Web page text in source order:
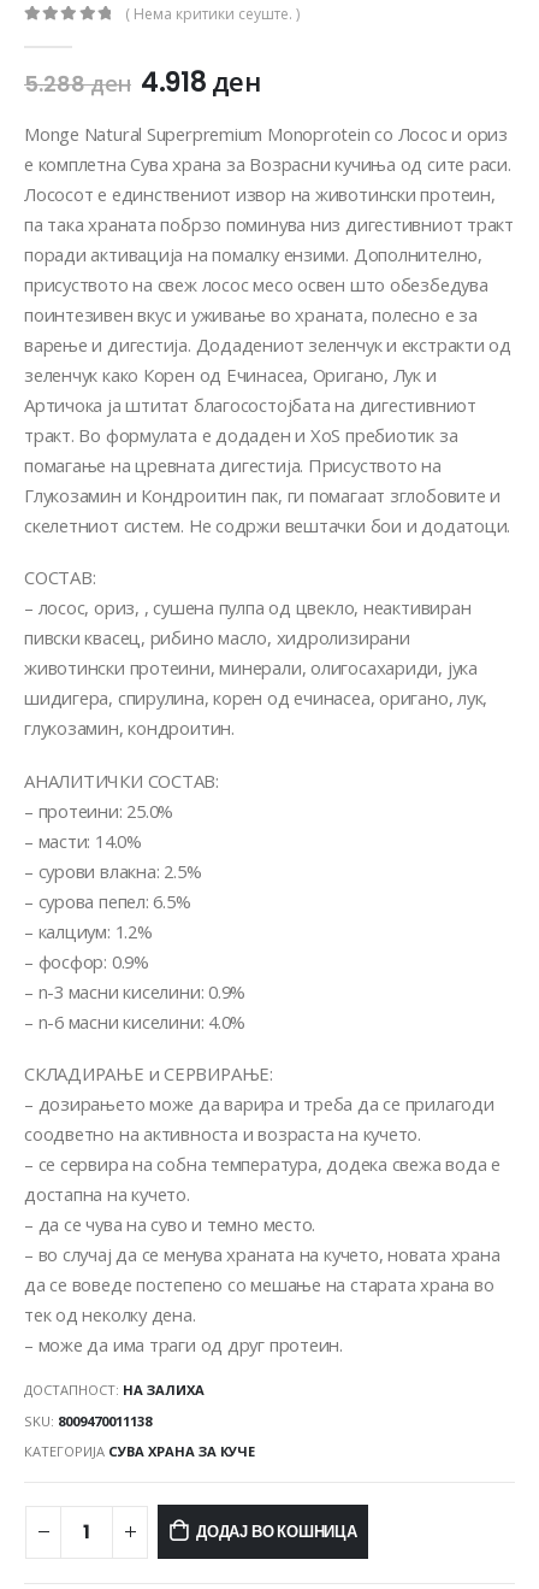
( Нема критики сеуште. )
5.288ден 4.918ден
Monge Natural Superpremium Monoprotein со Лосос и ориз
е комплетна Сува храна за Возрасни кучиња од сите раси.
Лососот е единствениот извор на животински протеин,
па така храната побрзо поминува низ дигестивниот тракт
поради активација на помалку ензими. Дополнително,
присуството на свеж лосос месо освен што обезбедува
поинтезивен вкус и уживање во храната, полесно е за
варење и дигестија. Додадениот зеленчук и екстракти од
зеленчук како Корен од Ечинасеа, Оригано, Лук и
Артичока ја штитат благосостојбата на дигестивниот
тракт. Во формулата е додаден и XoS пребиотик за
помагање на цревната дигестија. Присуството на
Глукозамин и Кондроитин пак, ги помагаат зглобовите и
скелетниот систем. Не содржи вештачки бои и додатоци.
СОСТАВ:
– лосос, ориз, , сушена пулпа од цвекло, неактивиран
пивски квасец, рибино масло, хидролизирани
животински протеини, минерали, олигосахариди, јука
шидигера, спирулина, корен од ечинасеа, оригано, лук,
глукозамин, кондроитин.
АНАЛИТИЧКИ СОСТАВ:
– протеини: 25.0%
– масти: 14.0%
– сурови влакна: 2.5%
– сурова пепел: 6.5%
– калциум: 1.2%
– фосфор: 0.9%
– n-3 масни киселини: 0.9%
– n-6 масни киселини: 4.0%
СКЛАДИРАЊЕ и СЕРВИРАЊЕ:
– дозирањето може да варира и треба да се прилагоди
соодветно на активноста и возраста на кучето.
– се сервира на собна температура, додека свежа вода е
достапна на кучето.
– да се чува на суво и темно место.
– во случај да се менува храната на кучето, новата храна
да се воведе постепено со мешање на старата храна во
тек од неколку дена.
– може да има траги од друг протеин.
ДОСТАПНОСТ: НА ЗАЛИХА
SKU: 8009470011138
КАТЕГОРИЈА СУВА ХРАНА ЗА КУЧЕ
ДОДАЈ ВО КОШНИЦА